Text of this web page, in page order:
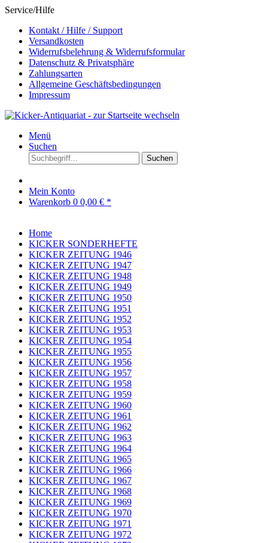
Service/Hilfe
Kontakt / Hilfe / Support
Versandkosten
Widerrufsbelehrung & Widerrufsformular
Datenschutz & Privatsphäre
Zahlungsarten
Allgemeine Geschäftsbedingungen
Impressum
Menü
Suchen
Suchen
Mein Konto
Warenkorb 0 0,00 € *
Home
KICKER SONDERHEFTE
KICKER ZEITUNG 1946
KICKER ZEITUNG 1947
KICKER ZEITUNG 1948
KICKER ZEITUNG 1949
KICKER ZEITUNG 1950
KICKER ZEITUNG 1951
KICKER ZEITUNG 1952
KICKER ZEITUNG 1953
KICKER ZEITUNG 1954
KICKER ZEITUNG 1955
KICKER ZEITUNG 1956
KICKER ZEITUNG 1957
KICKER ZEITUNG 1958
KICKER ZEITUNG 1959
KICKER ZEITUNG 1960
KICKER ZEITUNG 1961
KICKER ZEITUNG 1962
KICKER ZEITUNG 1963
KICKER ZEITUNG 1964
KICKER ZEITUNG 1965
KICKER ZEITUNG 1966
KICKER ZEITUNG 1967
KICKER ZEITUNG 1968
KICKER ZEITUNG 1969
KICKER ZEITUNG 1970
KICKER ZEITUNG 1971
KICKER ZEITUNG 1972